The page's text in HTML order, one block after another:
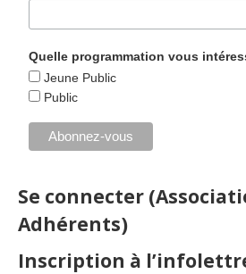
Quelle programmation vous
Jeune Public
Public
Se connecter
Adhérents)
Inscription à